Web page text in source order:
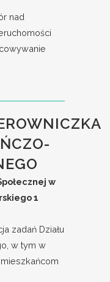
nad
w
1
zadań Działu
w tym w